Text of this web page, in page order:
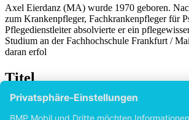
Axel Eierdanz (MA) wurde 1970 geboren.
zum Krankenpfleger, Fachkrankenpfleger für
Pflegedienstleiter absolvierte er ein
Studium an der Fachhochschule Frankfurt /
daran erfol
Titel